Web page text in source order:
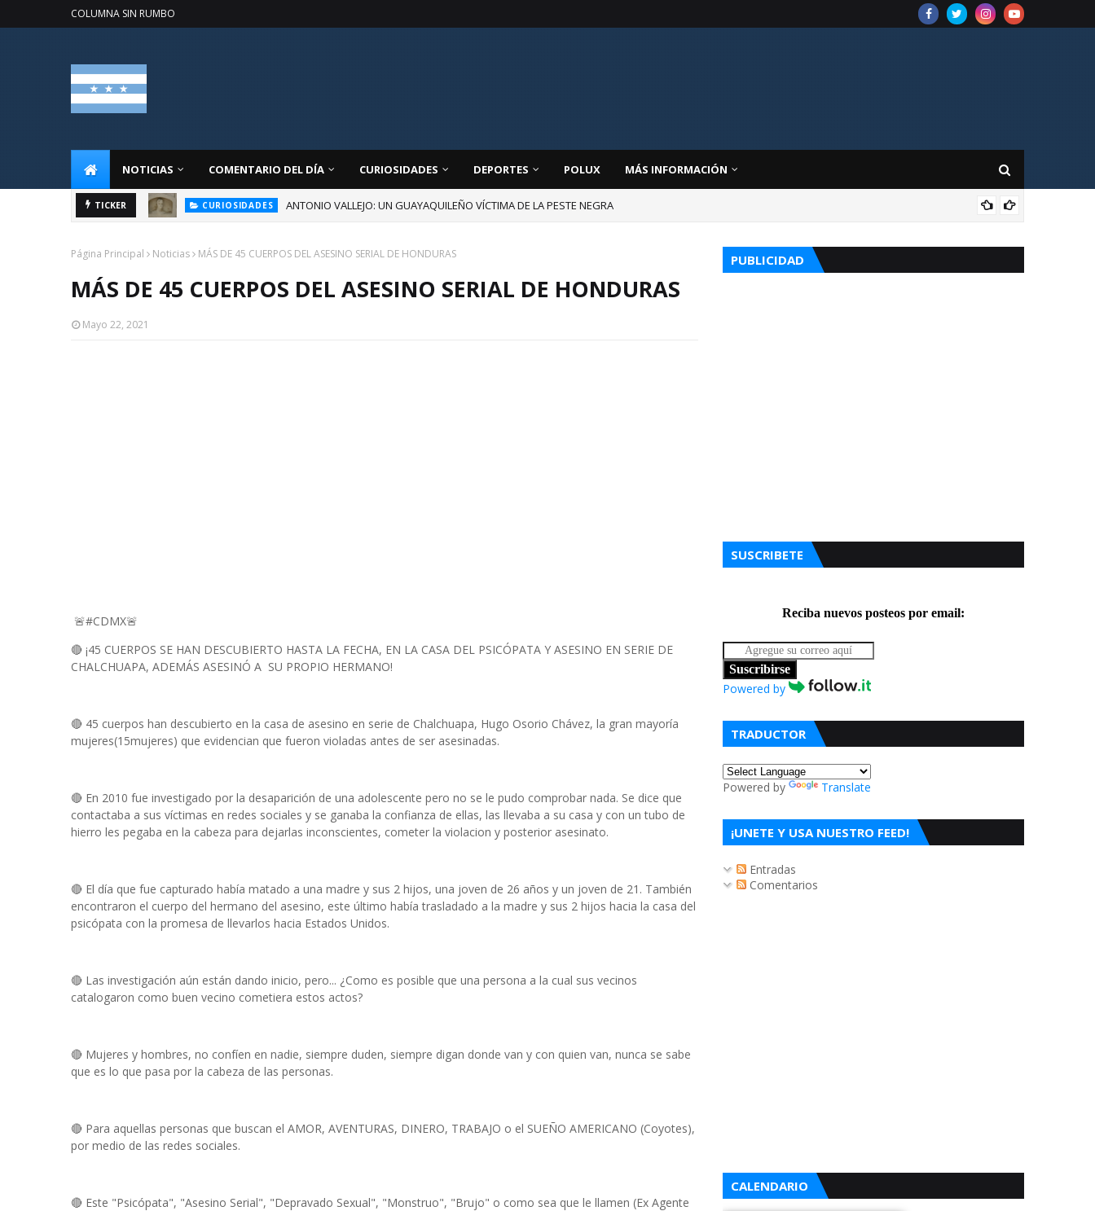
COLUMNA SIN RUMBO
NOTICIAS COMENTARIO DEL DÍA CURIOSIDADES DEPORTES POLUX MÁS INFORMACIÓN
TICKER CURIOSIDADES ANTONIO VALLEJO: UN GUAYAQUILEÑO VÍCTIMA DE LA PESTE NEGRA
Página Principal Noticias MÁS DE 45 CUERPOS DEL ASESINO SERIAL DE HONDURAS
MÁS DE 45 CUERPOS DEL ASESINO SERIAL DE HONDURAS
Mayo 22, 2021
🚨#CDMX🚨
🔴 ¡45 CUERPOS SE HAN DESCUBIERTO HASTA LA FECHA, EN LA CASA DEL PSICÓPATA Y ASESINO EN SERIE DE
CHALCHUAPA, ADEMÁS ASESINÓ A SU PROPIO HERMANO!
🔴 45 cuerpos han descubierto en la casa de asesino en serie de Chalchuapa, Hugo Osorio Chávez, la gran mayoría
mujeres(15mujeres) que evidencian que fueron violadas antes de ser asesinadas.
🔴 En 2010 fue investigado por la desaparición de una adolescente pero no se le pudo comprobar nada. Se dice que
contactaba a sus víctimas en redes sociales y se ganaba la confianza de ellas, las llevaba a su casa y con un tubo de
hierro les pegaba en la cabeza para dejarlas inconscientes, cometer la violacion y posterior asesinato.
🔴 El día que fue capturado había matado a una madre y sus 2 hijos, una joven de 26 años y un joven de 21. También
encontraron el cuerpo del hermano del asesino, este último había trasladado a la madre y sus 2 hijos hacia la casa del
psicópata con la promesa de llevarlos hacia Estados Unidos.
🔴 Las investigación aún están dando inicio, pero... ¿Como es posible que una persona a la cual sus vecinos
catalogaron como buen vecino cometiera estos actos?
🔴 Mujeres y hombres, no confíen en nadie, siempre duden, siempre digan donde van y con quien van, nunca se sabe
que es lo que pasa por la cabeza de las personas.
🔴 Para aquellas personas que buscan el AMOR, AVENTURAS, DINERO, TRABAJO o el SUEÑO AMERICANO (Coyotes),
por medio de las redes sociales.
🔴 Este "Psicópata", "Asesino Serial", "Depravado Sexual", "Monstruo", "Brujo" o como sea que le llamen (Ex Agente
PUBLICIDAD
SUSCRIBETE
Reciba nuevos posteos por email:
Suscribirse
Powered by
TRADUCTOR
Powered by Translate
¡UNETE Y USA NUESTRO FEED!
Entradas
Comentarios
CALENDARIO